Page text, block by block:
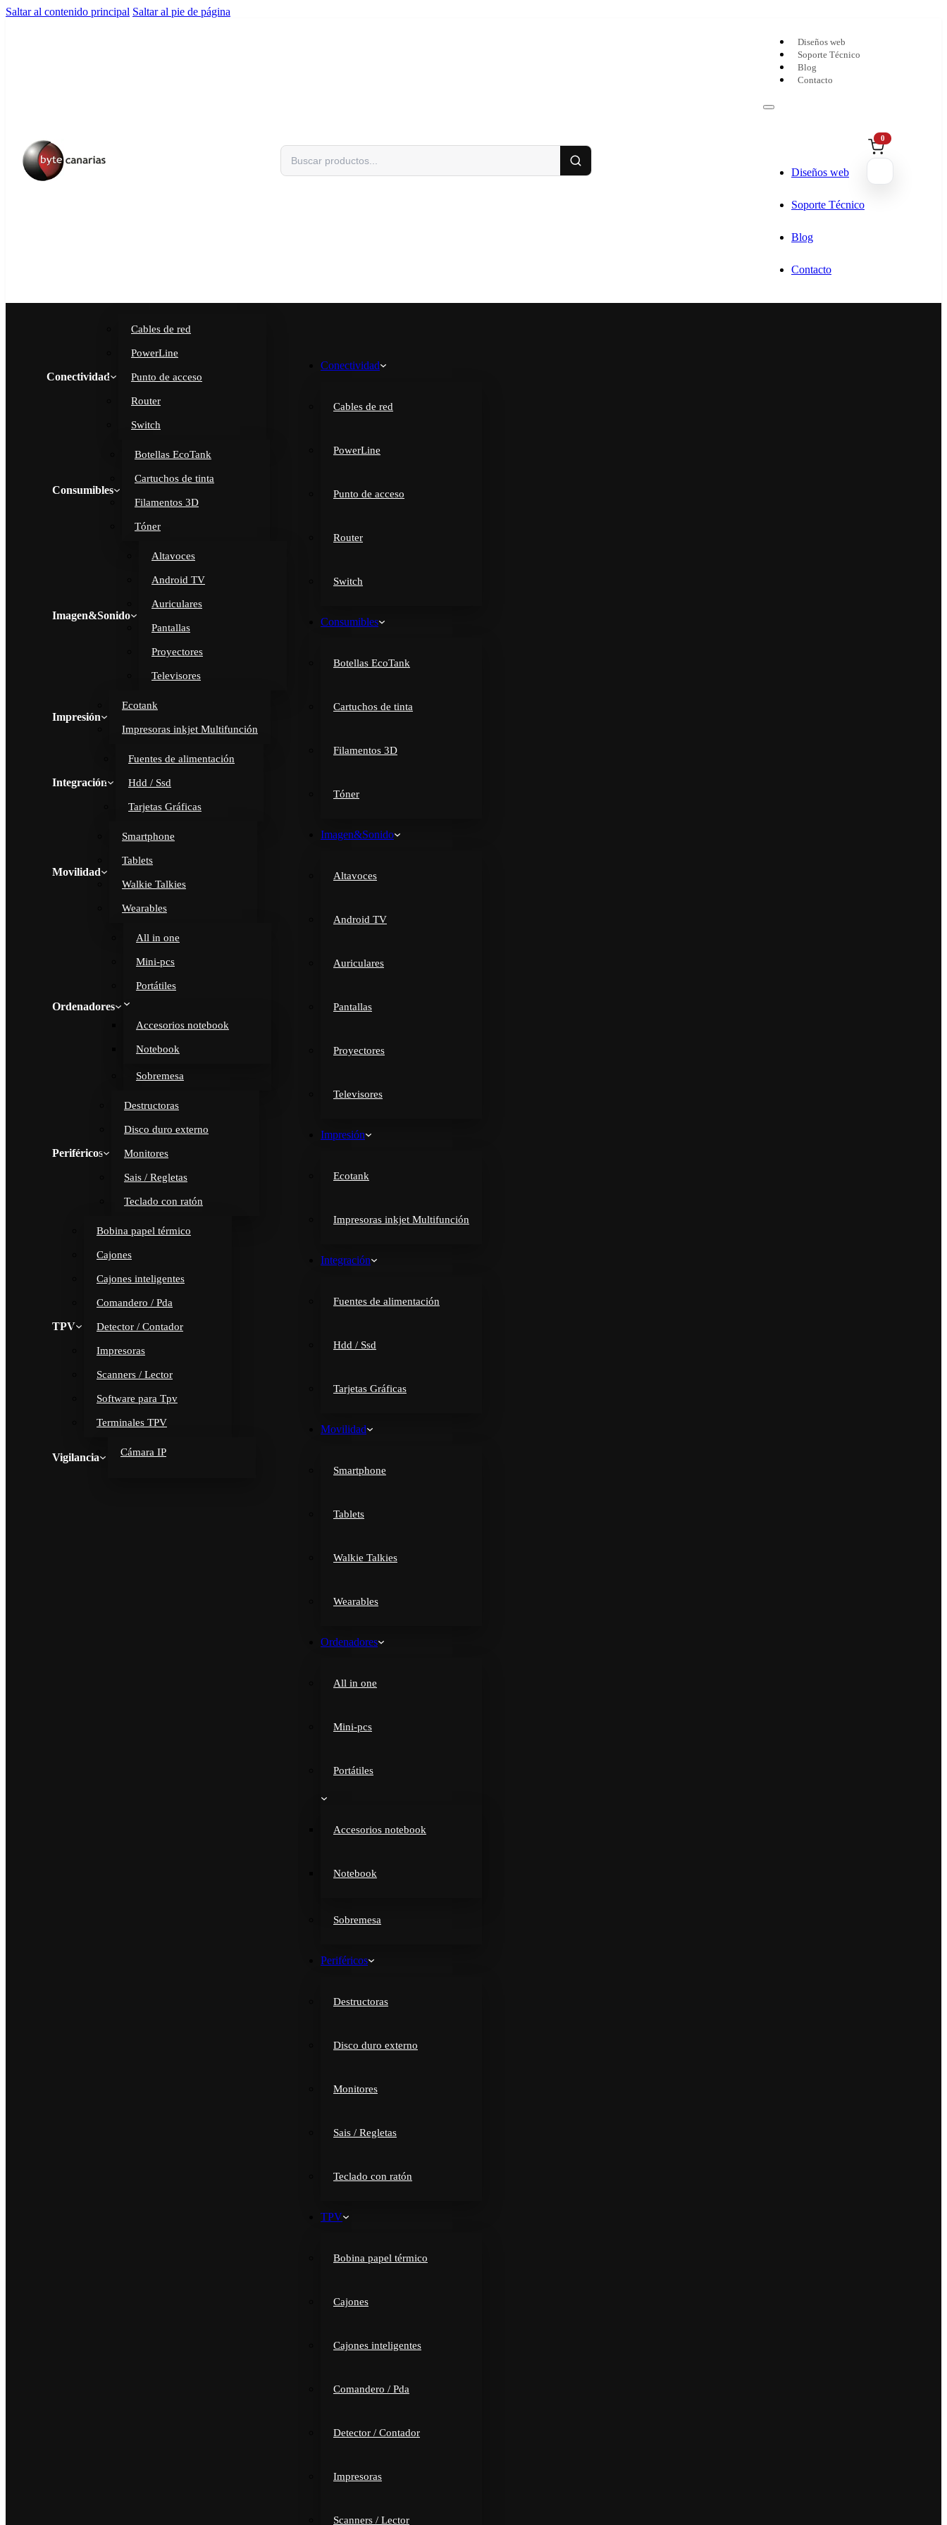
Saltar al contenido principal Saltar al pie de página
Buscar
Diseños web
Soporte Técnico
Blog
Contacto
Diseños web
Soporte Técnico
Blog
Contacto
0
Conectividad
Cables de red
PowerLine
Punto de acceso
Router
Switch
Consumibles
Botellas EcoTank
Cartuchos de tinta
Filamentos 3D
Tóner
Imagen&Sonido
Altavoces
Android TV
Auriculares
Pantallas
Proyectores
Televisores
Impresión
Ecotank
Impresoras inkjet Multifunción
Integración
Fuentes de alimentación
Hdd / Ssd
Tarjetas Gráficas
Movilidad
Smartphone
Tablets
Walkie Talkies
Wearables
Ordenadores
All in one
Mini-pcs
Portátiles
Accesorios notebook
Notebook
Sobremesa
Periféricos
Destructoras
Disco duro externo
Monitores
Sais / Regletas
Teclado con ratón
TPV
Bobina papel térmico
Cajones
Cajones inteligentes
Comandero / Pda
Detector / Contador
Impresoras
Scanners / Lector
Software para Tpv
Terminales TPV
Vigilancia Cámara IP
Conectividad
Cables de red
PowerLine
Punto de acceso
Router
Switch
Consumibles
Botellas EcoTank
Cartuchos de tinta
Filamentos 3D
Tóner
Imagen&Sonido
Altavoces
Android TV
Auriculares
Pantallas
Proyectores
Televisores
Impresión
Ecotank
Impresoras inkjet Multifunción
Integración
Fuentes de alimentación
Hdd / Ssd
Tarjetas Gráficas
Movilidad
Smartphone
Tablets
Walkie Talkies
Wearables
Ordenadores
All in one
Mini-pcs
Portátiles
Accesorios notebook
Notebook
Sobremesa
Periféricos
Destructoras
Disco duro externo
Monitores
Sais / Regletas
Teclado con ratón
TPV
Bobina papel térmico
Cajones
Cajones inteligentes
Comandero / Pda
Detector / Contador
Impresoras
Scanners / Lector